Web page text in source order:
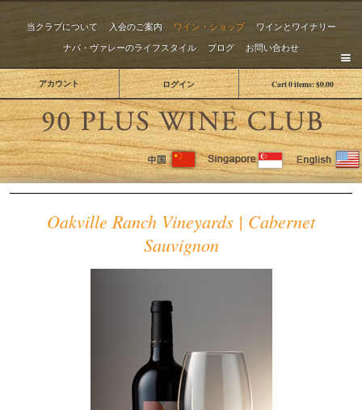
当クラブについて 入会のご案内 ワイン・ショップ
ワインとワイナリー
ナパ・ヴァレーのライフスタイル
ブログ お問い合わせ
Cart0items:$0.00
アカウント ログイン
The
Oakville Ranch Vineyards | Cabernet
Sauvignon